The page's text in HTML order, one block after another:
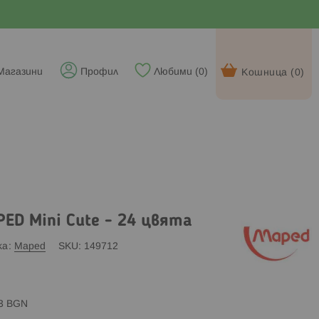
Кошница (0)
Любими (0)
Профил
Mini Cute - 24 цвята
Maped SKU 149712
BGN